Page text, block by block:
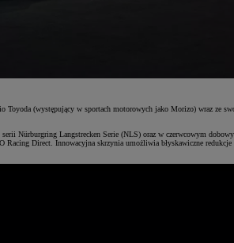
(występujący w sportach motorowych jako Morizo) wraz
Nürburgring Langstrecken Serie (NLS) oraz w czerwcowym
Direct. Innowacyjna skrzynia umożliwia błyskawiczne